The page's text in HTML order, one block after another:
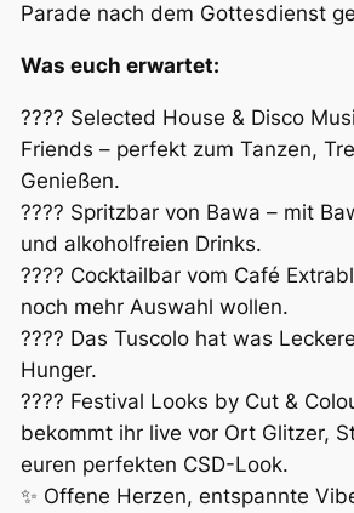
Parade nach dem Gottesdienst
Was euch erwartet:
???? Selected House & Disco
Friends – perfekt zum Tanzen,
Genießen.
???? Spritzbar von Bawa – mit
und alkoholfreien Drinks.
???? Cocktailbar vom Café
noch mehr Auswahl wollen.
???? Das Tuscolo hat was
Hunger.
???? Festival Looks by Cut &
bekommt ihr live vor Ort Glitzer,
euren perfekten CSD-Look.
✨ Offene Herzen, entspannte